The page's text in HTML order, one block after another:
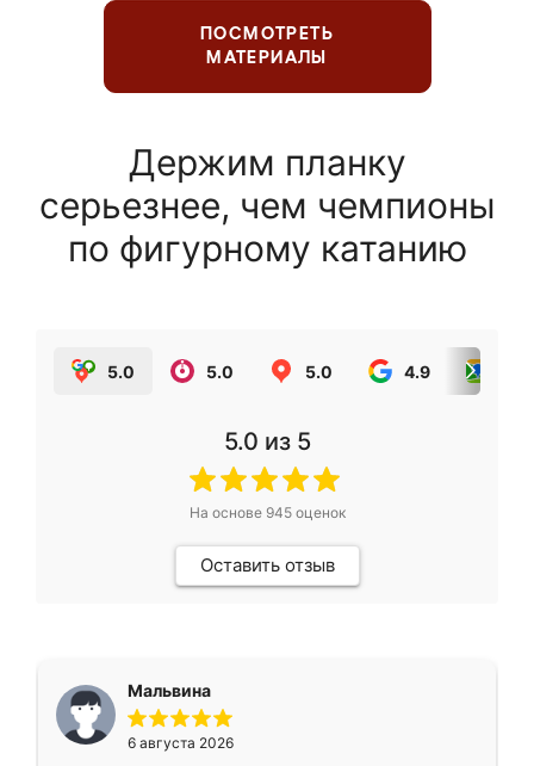
ПОСМОТРЕТЬ
МАТЕРИАЛЫ
Держим планку
серьезнее, чем чемпионы
по фигурному катанию
5.0 5.0 5.0 4.9
5.0 из 5
На основе 945оценок
Оставить отзыв
Мальвина
6 августа 2026